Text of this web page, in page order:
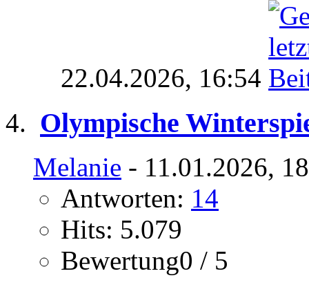
22.04.2026, 16:54
Olympische
Melanie - 11.01.2026,
Antworten: 14
Hits: 5.079
Bewertung0 / 5